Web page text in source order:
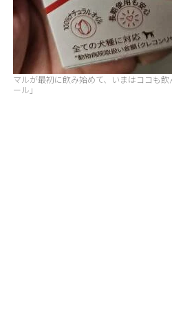
マルが最初に飲み始めて、いまはココも
ール」